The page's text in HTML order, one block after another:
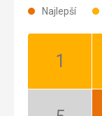
Najlepší
Január: